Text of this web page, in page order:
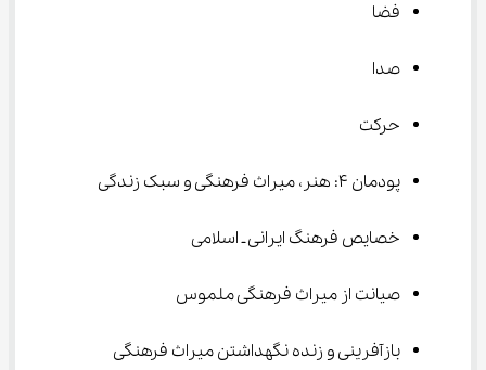
فضا
صدا
حرکت
پودمان 4: هنر، میراث فرهنگی و سبک زندگی
خصایص فرهنگ ایرانی ـ اسلامی
صیانت از میراث فرهنگی ملموس
بازآفرینی و زنده نگهداشتن میراث فرهنگی